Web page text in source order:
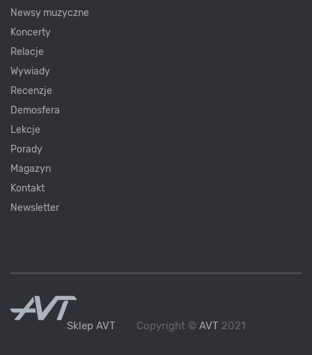
Newsy muzyczne
Koncerty
Relacje
Wywiady
Recenzje
Demosfera
Lekcje
Porady
Magazyn
Kontakt
Newsletter
Sklep AVT Copyright © AVT 2021